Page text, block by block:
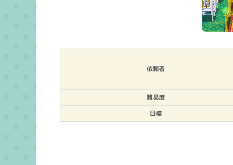
依頼者
難易度
目標